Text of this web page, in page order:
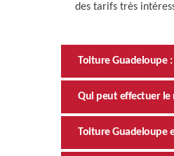
des tarifs très
Toiture Guadeloupe
Qui peut effectuer le
Toiture Guadeloupe